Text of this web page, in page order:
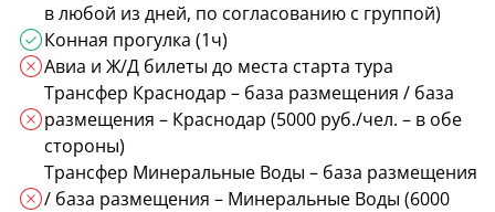
в любой из дней, по согласованию с группой)
Конная прогулка (1ч)
Авиа и Ж/Д билеты до места старта тура
Трансфер Краснодар – база размещения / база
размещения – Краснодар (5000 руб./чел. – в обе
стороны)
Трансфер Минеральные Воды – база размещения
/ база размещения – Минеральные Воды (6000